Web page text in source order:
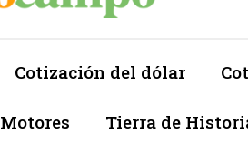
Cotización del dólar
Motores Tierra de